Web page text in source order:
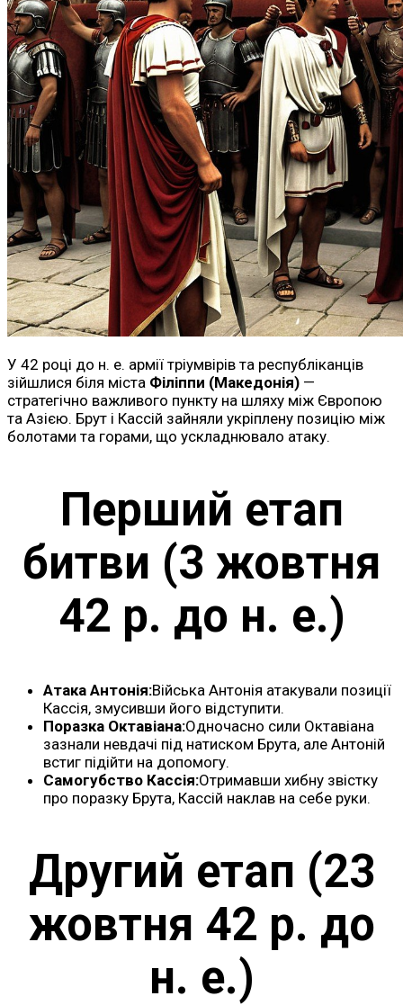
У 42 році до н. е. армії тріумвірів та республіканців
зійшлися біля міста Філіппи (Македонія) —
стратегічно важливого пункту на шляху між Європою
та Азією. Брут і Кассій зайняли укріплену позицію між
болотами та горами, що ускладнювало атаку.
Перший етап
битви (3 жовтня
42 р. до н. е.)
Атака Антонія:Війська Антонія атакували позиції
Кассія, змусивши його відступити.
Поразка Октавіана:Одночасно сили Октавіана
зазнали невдачі під натиском Брута, але Антоній
встиг підійти на допомогу.
Самогубство Кассія:Отримавши хибну звістку
про поразку Брута, Кассій наклав на себе руки.
Другий етап (23
жовтня 42 р. до
н. е.)